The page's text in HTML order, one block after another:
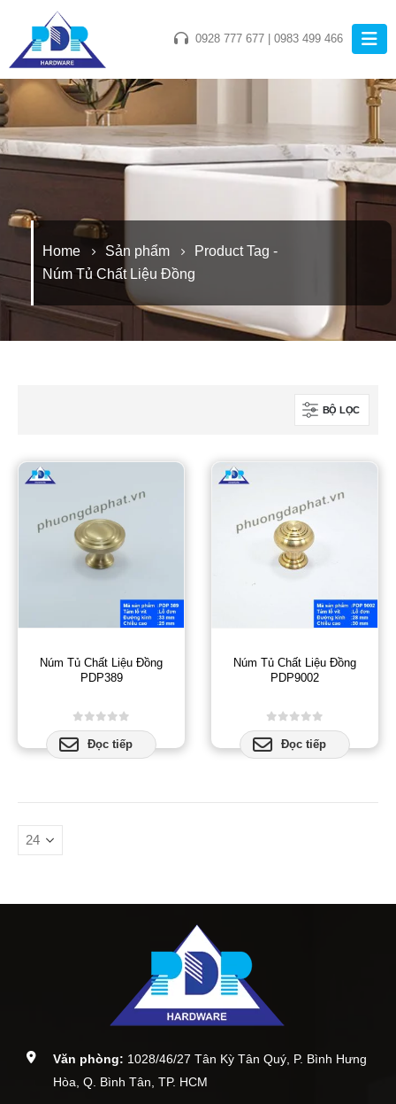
0928 777 677 0983 499 466
Home Sản phẩm
Product Tag -
Núm Tủ Chất Liệu Đồng
BỘ LỌC
Núm Tủ Chất Liệu Đồng
PDP389
0out of 5
Đọc tiếp
Núm Tủ Chất Liệu Đồng
PDP9002
0out of 5
Đọc tiếp
Văn phòng: 1028/46/27 Tân Kỳ Tân Quý, P. Bình Hưng
Hòa, Q. Bình Tân, TP. HCM